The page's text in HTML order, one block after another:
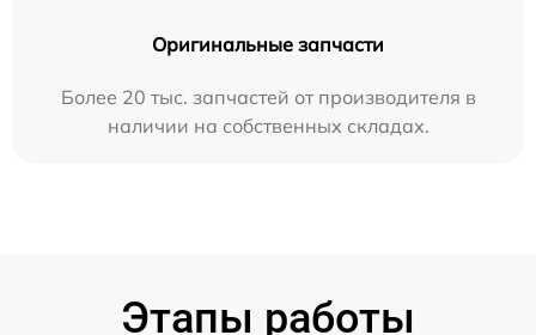
Оригинальные запчасти
Более 20 тыс. запчастей от производителя в
наличии на собственных складах.
Этапы работы